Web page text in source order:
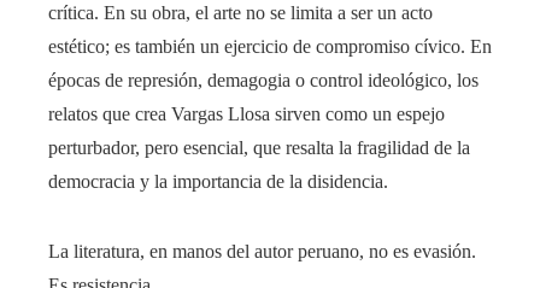
crítica. En su obra, el arte no se limita a ser un acto
estético; es también un ejercicio de compromiso cívico. En
épocas de represión, demagogia o control ideológico, los
relatos que crea Vargas Llosa sirven como un espejo
perturbador, pero esencial, que resalta la fragilidad de la
democracia y la importancia de la disidencia.
La literatura, en manos del autor peruano, no es evasión.